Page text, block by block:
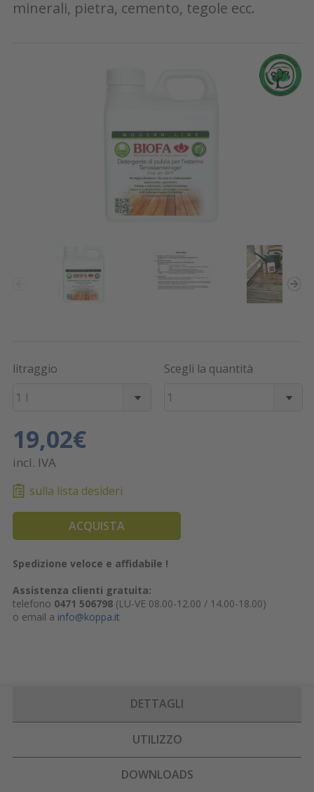
minerali, pietra, cemento, tegole ecc.
litraggio
1 l
Scegli la quantità
1
19,02€
incl. IVA
sulla lista desideri
ACQUISTA
Spedizione veloce e affidabile !
Assistenza clienti gratuita:
telefono 0471 506798(LU-VE 08.00-12.00 / 14.00-18.00)
o email a info@koppa.it
DETTAGLI
UTILIZZO
DOWNLOADS